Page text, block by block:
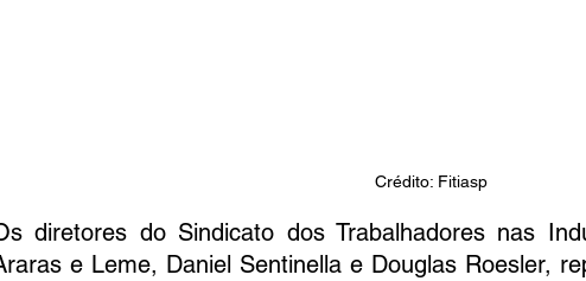
Crédito: Fitiasp
diretores do Sindicato dos Trabalhadores nas
e Leme, Daniel Sentinella e Douglas Roesler,